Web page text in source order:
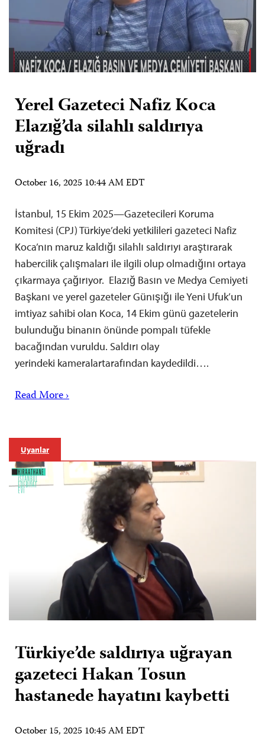
Yerel Gazeteci Nafiz Koca
Elazığ’da silahlı saldırıya
uğradı
October 16, 2025 10:44 AM EDT
İstanbul, 15 Ekim 2025—Gazetecileri Koruma
Komitesi (CPJ) Türkiye’deki yetkilileri gazeteci Nafiz
Koca’nın maruz kaldığı silahlı saldırıyı araştırarak
habercilik çalışmaları ile ilgili olup olmadığını ortaya
çıkarmaya çağırıyor. Elazığ Basın ve Medya Cemiyeti
Başkanı ve yerel gazeteler Günışığı ile Yeni Ufuk’un
imtiyaz sahibi olan Koca, 14 Ekim günü gazetelerin
bulunduğu binanın önünde pompalı tüfekle
bacağından vuruldu. Saldırı olay
yerindeki kameralartarafından kaydedildi….
Read More ›
Uyarılar
Türkiye’de saldırıya uğrayan
gazeteci Hakan Tosun
hastanede hayatını kaybetti
October 15, 2025 10:45 AM EDT